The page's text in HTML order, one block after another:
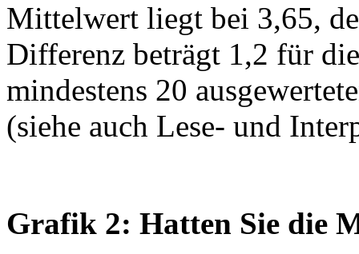
Mittelwert liegt bei 3,65,
Differenz beträgt 1,2 für
mindestens 20
(siehe auch Lese- und
Grafik 2: Hatten Sie die